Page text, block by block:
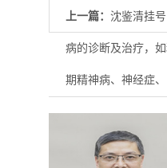
上一篇： 沈鉴清挂
病的诊断及治疗，
期精神病、神经症